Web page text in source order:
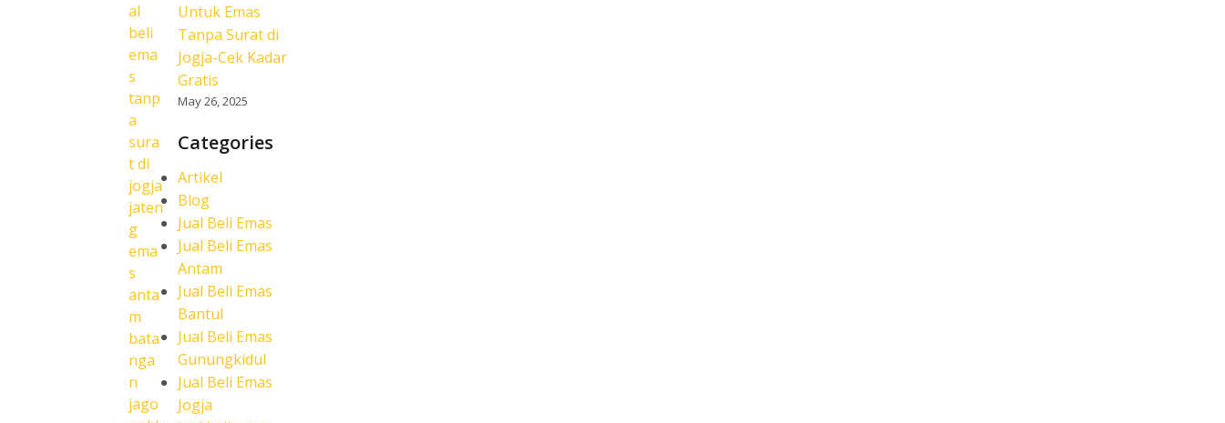
Untuk Emas
Tanpa Surat di
Jogja-Cek Kadar
Gratis
May 26, 2025
Categories
Artikel
Blog
Jual Beli Emas
Jual Beli Emas
Antam
Jual Beli Emas
Bantul
Jual Beli Emas
Gunungkidul
Jual Beli Emas
Jogja